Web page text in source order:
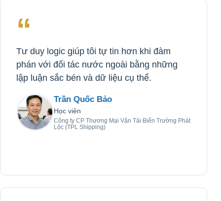
“
Tư duy logic giúp tôi tự tin hơn khi đàm
phán với đối tác nước ngoài bằng những
lập luận sắc bén và dữ liệu cụ thể.
Trần Quốc Bảo
Học viên
Công ty CP Thương Mại Vận Tải Biển Trường Phát
Lộc (TPL Shipping)